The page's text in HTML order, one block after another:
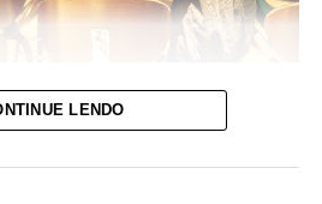
LENDO